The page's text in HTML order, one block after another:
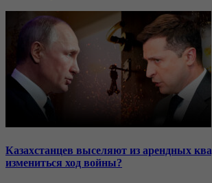
Казахстанцев выселяют из арендных
измениться ход войны?